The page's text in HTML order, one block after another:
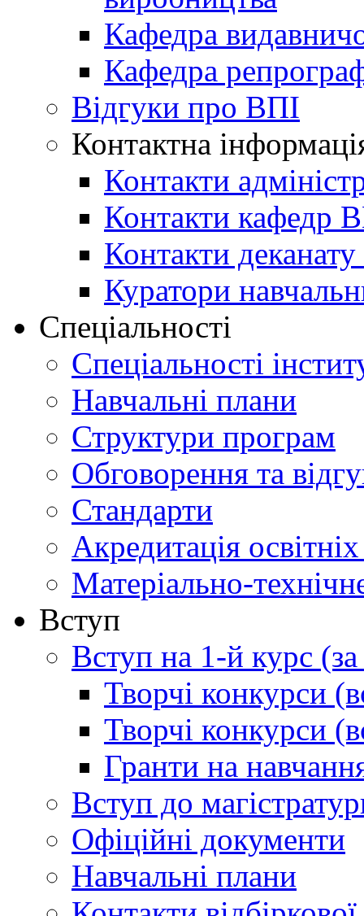
Кафедра
Кафедра
Відгуки про ВПІ
Контактна
Контакти
Контакти кафедр
Контакти
Куратори
Спеціальності
Спеціальності
Навчальні плани
Структури програм
Обговорення та
Стандарти
Акредитація
Матеріально-
Вступ
Вступ на 1-й курс
Творчі конкурси
Творчі конкурси
Гранти на
Вступ до
Офіційні документи
Навчальні плани